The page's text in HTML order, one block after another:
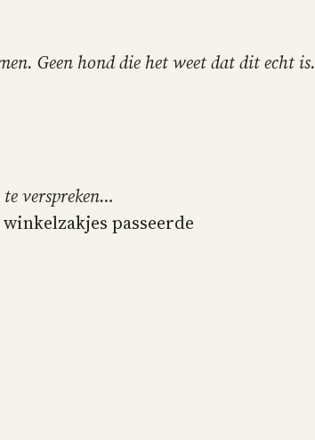
Geen hond die het weet dat dit echt is.
verspreken…
passeerde